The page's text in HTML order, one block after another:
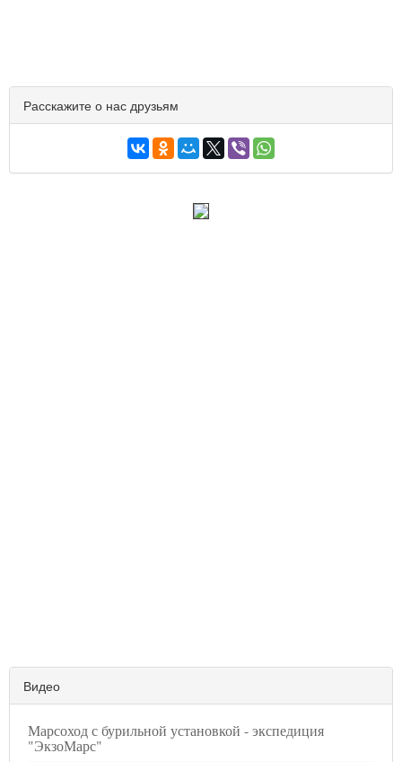
Расскажите о нас друзьям
Видео
Марсоход с бурильной установкой - экспедиция
"ЭкзоМарс"